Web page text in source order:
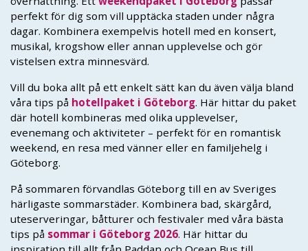
perfekt för dig som vill upptäcka staden under några
dagar. Kombinera exempelvis hotell med en konsert,
musikal, krogshow eller annan upplevelse och gör
vistelsen extra minnesvärd.
Vill du boka allt på ett enkelt sätt kan du även välja bland
våra tips på hotellpaket i Göteborg. Här hittar du paket
där hotell kombineras med olika upplevelser,
evenemang och aktiviteter – perfekt för en romantisk
weekend, en resa med vänner eller en familjehelg i
Göteborg.
På sommaren förvandlas Göteborg till en av Sveriges
härligaste sommarstäder. Kombinera bad, skärgård,
uteserveringar, båtturer och festivaler med våra bästa
tips på sommar i Göteborg 2026. Här hittar du